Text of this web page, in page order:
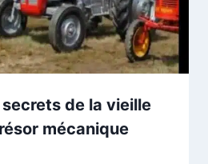
de la vieille
mécanique